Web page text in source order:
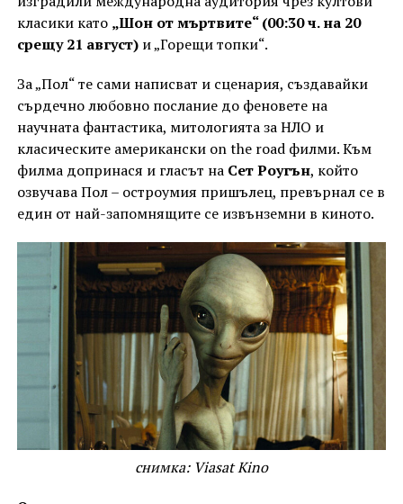
класики като „Шон от мъртвите“ (00:30 ч. на 20
срещу 21 август)и „Горещи топки“.
За „Пол“ те сами написват и сценария, създавайки
сърдечно любовно послание до феновете на
научната фантастика, митологията за НЛО и
класическите американски on the road филми. Към
филма допринася и гласът на Сет Роугън, който
озвучава Пол – остроумия пришълец, превърнал се в
един от най-запомнящите се извънземни в киното.
снимка: Viasat Kino